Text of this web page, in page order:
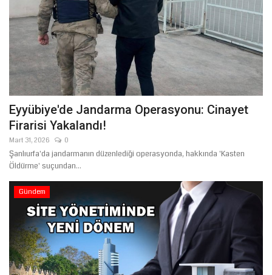
Eyyübiye'de Jandarma Operasyonu: Cinayet
Firarisi Yakalandı!
Mart 31, 2026 0
Şanlıurfa'da jandarmanın düzenlediği operasyonda, hakkında 'Kasten
Öldürme' suçundan...
Gündem